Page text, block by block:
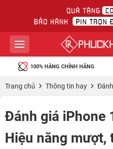
100% HÀNG CHÍNH HÃNG
Trang chủ Thông tin hay
Đánh giá iPhone
Hiệu năng mượt,